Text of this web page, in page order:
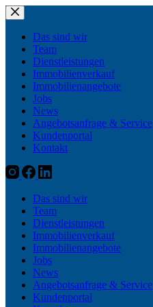
Zum
Inhalt
springenDas sind wir
Team
Dienstleistungen
Immobilienverkauf
Immobilienangebote
Jobs
News
Angebotsanfrage & Service
Kundenportal
Kontakt
Das sind wir
Team
Dienstleistungen
Immobilienverkauf
Immobilienangebote
Jobs
News
Angebotsanfrage & Service
Kundenportal